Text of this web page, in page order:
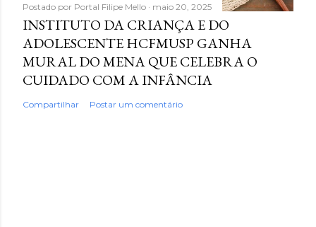
Postado por Portal Filipe Mello maio 20, 2025
INSTITUTO DA CRIANÇA E DO
ADOLESCENTE HCFMUSP GANHA
MURAL DO MENA QUE CELEBRA O
CUIDADO COM A INFÂNCIA
Compartilhar Postar um comentário